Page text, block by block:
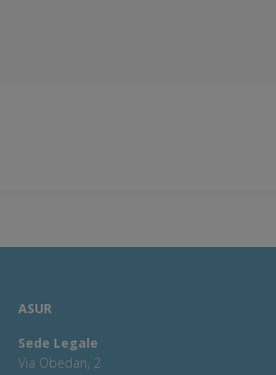
ASUR
Sede Legale
Via Obedan, 2